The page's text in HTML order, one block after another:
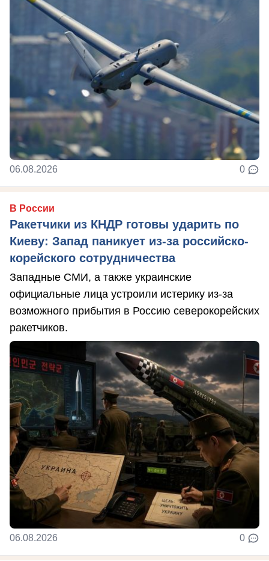
06.08.2026 0
В России
Ракетчики из КНДР готовы ударить по
Киеву: Запад паникует из-за российско-
корейского сотрудничества
Западные СМИ, а также украинские
официальные лица устроили истерику из-за
возможного прибытия в Россию северокорейских
ракетчиков.
06.08.2026 0